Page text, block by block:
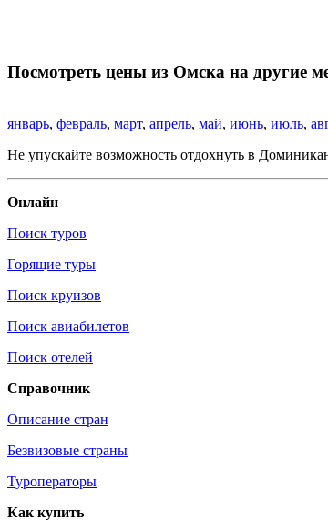
Посмотреть цены из Омска на другие
январь, февраль, март, апрель, май, июнь, июль,
Не упускайте возможность отдохнуть в
Онлайн
Поиск туров
Горящие туры
Поиск круизов
Поиск авиабилетов
Поиск отелей
Справочник
Описание стран
Безвизовые страны
Туроператоры
Как купить